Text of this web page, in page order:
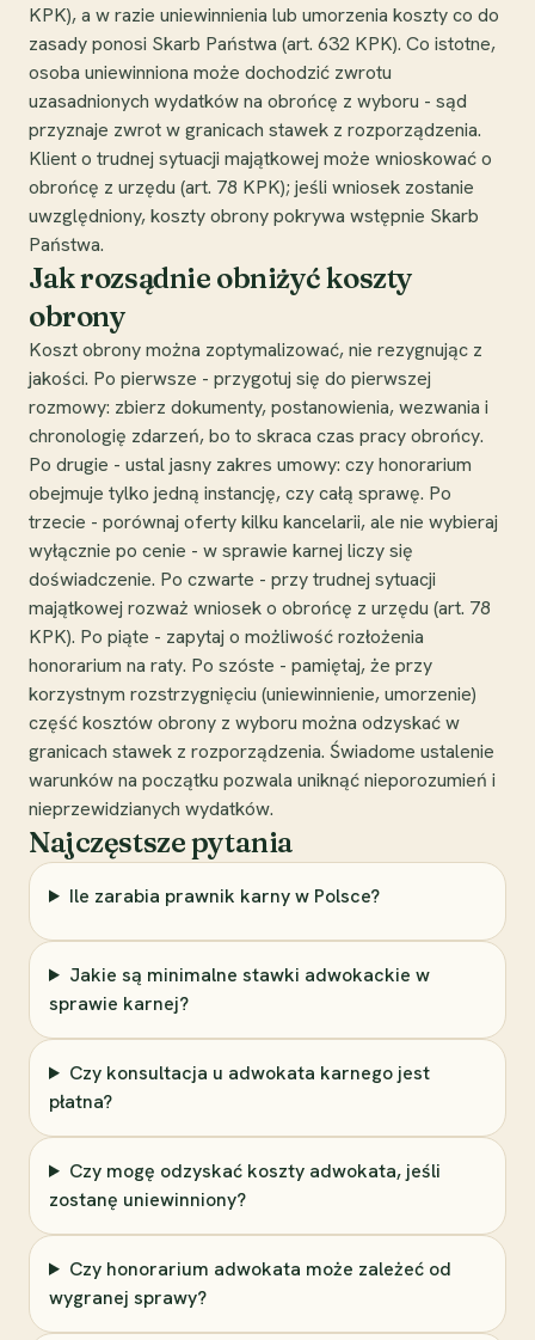
KPK), a w razie uniewinnienia lub umorzenia koszty co do
zasady ponosi Skarb Państwa (art. 632 KPK). Co istotne,
osoba uniewinniona może dochodzić zwrotu
uzasadnionych wydatków na obrońcę z wyboru - sąd
przyznaje zwrot w granicach stawek z rozporządzenia.
Klient o trudnej sytuacji majątkowej może wnioskować o
obrońcę z urzędu (art. 78 KPK); jeśli wniosek zostanie
uwzględniony, koszty obrony pokrywa wstępnie Skarb
Państwa.
Jak rozsądnie obniżyć koszty
obrony
Koszt obrony można zoptymalizować, nie rezygnując z
jakości. Po pierwsze - przygotuj się do pierwszej
rozmowy: zbierz dokumenty, postanowienia, wezwania i
chronologię zdarzeń, bo to skraca czas pracy obrońcy.
Po drugie - ustal jasny zakres umowy: czy honorarium
obejmuje tylko jedną instancję, czy całą sprawę. Po
trzecie - porównaj oferty kilku kancelarii, ale nie wybieraj
wyłącznie po cenie - w sprawie karnej liczy się
doświadczenie. Po czwarte - przy trudnej sytuacji
majątkowej rozważ wniosek o obrońcę z urzędu (art. 78
KPK). Po piąte - zapytaj o możliwość rozłożenia
honorarium na raty. Po szóste - pamiętaj, że przy
korzystnym rozstrzygnięciu (uniewinnienie, umorzenie)
część kosztów obrony z wyboru można odzyskać w
granicach stawek z rozporządzenia. Świadome ustalenie
warunków na początku pozwala uniknąć nieporozumień i
nieprzewidzianych wydatków.
Najczęstsze pytania
Ile zarabia prawnik karny w Polsce?
Jakie są minimalne stawki adwokackie w
sprawie karnej?
Czy konsultacja u adwokata karnego jest
płatna?
Czy mogę odzyskać koszty adwokata, jeśli
zostanę uniewinniony?
Czy honorarium adwokata może zależeć od
wygranej sprawy?